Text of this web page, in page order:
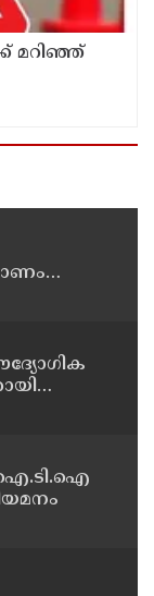
മറിഞ്ഞ്
ഐ.ടി.ഐ